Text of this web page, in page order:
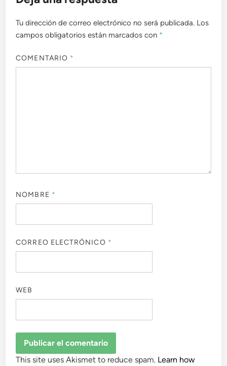
Tu dirección de correo electrónico no será publicada. Los
campos obligatorios están marcados con *
COMENTARIO *
NOMBRE *
CORREO ELECTRÓNICO *
WEB
This site uses Akismet to reduce spam. Learn how